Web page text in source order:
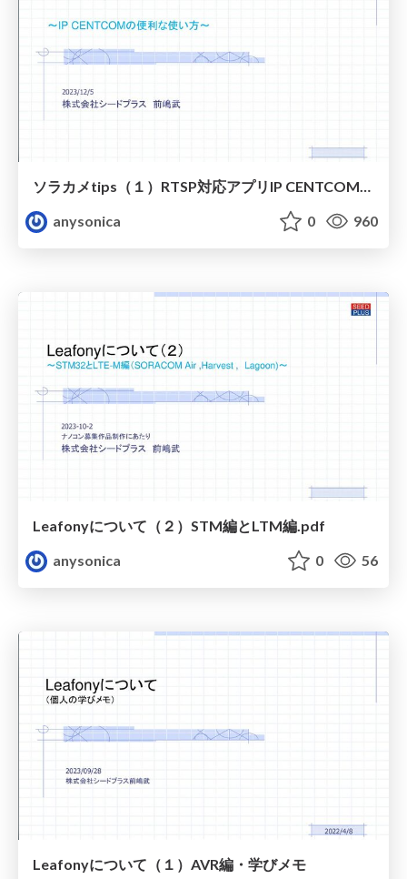
ソラカメtips（１）RTSP対応アプリIP CENTCOMとマルチビュー
anysonica
0 960
Leafonyについて（２）STM編とLTM編.pdf
anysonica
0 56
Leafonyについて（１）AVR編・学びメモ